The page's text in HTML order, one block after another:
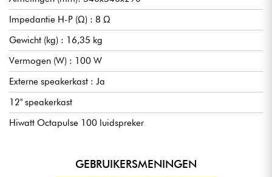
Impedantie H-P (Ω) : 8 Ω
Gewicht (kg) : 16,35 kg
Vermogen (W) : 100 W
Externe speakerkast : Ja
12" speakerkast
Hiwatt Octapulse 100 luidspreker
GEBRUIKERSMENINGEN